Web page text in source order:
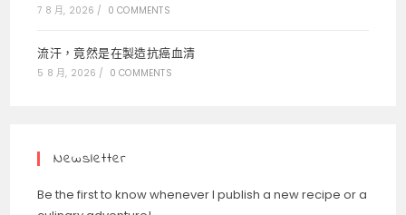
7 8 月, 2026 / 0 COMMENTS
流汗，竟然是在製造抗癌血清
5 8 月, 2026 / 0 COMMENTS
Newsletter
Be the first to know whenever I publish a new recipe or a